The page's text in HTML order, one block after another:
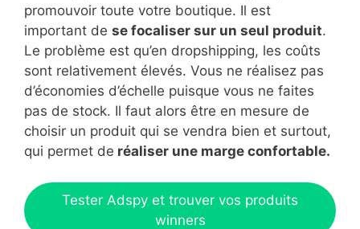
promouvoir toute votre boutique. Il est
important de se focaliser sur un seul produit.
Le problème est qu’en dropshipping, les coûts
sont relativement élevés. Vous ne réalisez pas
d’économies d’échelle puisque vous ne faites
pas de stock. Il faut alors être en mesure de
choisir un produit qui se vendra bien et surtout,
qui permet de réaliser une marge confortable.
Tester Adspy et trouver vos produits
winners